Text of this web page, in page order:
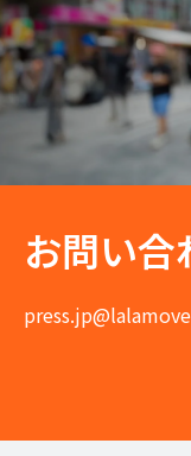
お問い合